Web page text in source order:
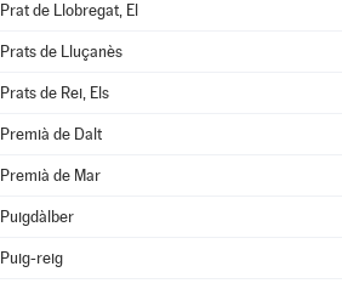
Prat de Llobregat, El
Prats de Lluçanès
Prats de Rei, Els
Premià de Dalt
Premià de Mar
Puigdàlber
Puig-reig